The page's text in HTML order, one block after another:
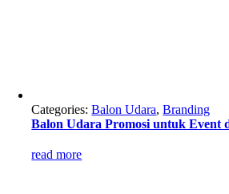
Categories:Balon Udara,Branding
Balon Udara Promosi untuk Event
read more